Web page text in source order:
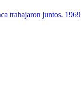
trabajaron juntos. 1969